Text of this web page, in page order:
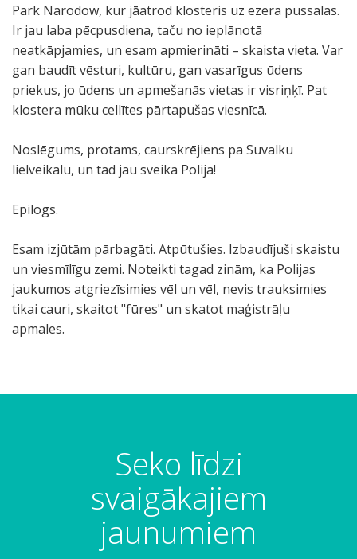
Park Narodow, kur jāatrod klosteris uz ezera pussalas.
Ir jau laba pēcpusdiena, taču no ieplānotā
neatkāpjamies, un esam apmierināti – skaista vieta. Var
gan baudīt vēsturi, kultūru, gan vasarīgus ūdens
priekus, jo ūdens un apmešanās vietas ir visriņķī. Pat
klostera mūku cellītes pārtapušas viesnīcā.
Noslēgums, protams, caurskrējiens pa Suvalku
lielveikalu, un tad jau sveika Polija!
Epilogs.
Esam izjūtām pārbagāti. Atpūtušies. Izbaudījuši skaistu
un viesmīlīgu zemi. Noteikti tagad zinām, ka Polijas
jaukumos atgriezīsimies vēl un vēl, nevis trauksimies
tikai cauri, skaitot "fūres" un skatot maģistrāļu
apmales.
Seko līdzi
svaigākajiem
jaunumiem